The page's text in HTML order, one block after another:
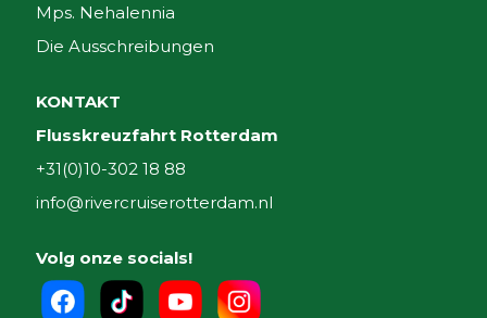
Mps. Nehalennia
Die Ausschreibungen
KONTAKT
Flusskreuzfahrt Rotterdam
+31(0)10-302 18 88
info@rivercruiserotterdam.nl
Volg onze socials!